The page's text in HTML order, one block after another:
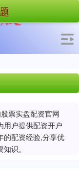
票实盘配资官网
用户提供配资开户
的配资经验,分享优
识。